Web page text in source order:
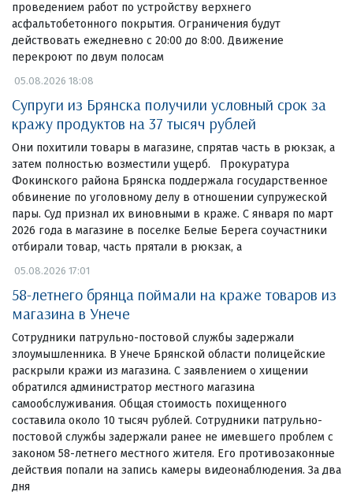
проведением работ по устройству верхнего
асфальтобетонного покрытия. Ограничения будут
действовать ежедневно с 20:00 до 8:00. Движение
перекроют по двум полосам
05.08.2026 18:08
Супруги из Брянска получили условный срок за
кражу продуктов на 37 тысяч рублей
Они похитили товары в магазине, спрятав часть в рюкзак, а
затем полностью возместили ущерб. Прокуратура
Фокинского района Брянска поддержала государственное
обвинение по уголовному делу в отношении супружеской
пары. Суд признал их виновными в краже. С января по март
2026 года в магазине в поселке Белые Берега соучастники
отбирали товар, часть прятали в рюкзак, а
05.08.2026 17:01
58-летнего брянца поймали на краже товаров из
магазина в Унече
Сотрудники патрульно-постовой службы задержали
злоумышленника. В Унече Брянской области полицейские
раскрыли кражи из магазина. С заявлением о хищении
обратился администратор местного магазина
самообслуживания. Общая стоимость похищенного
составила около 10 тысяч рублей. Сотрудники патрульно-
постовой службы задержали ранее не имевшего проблем с
законом 58-летнего местного жителя. Его противозаконные
действия попали на запись камеры видеонаблюдения. За два
дня